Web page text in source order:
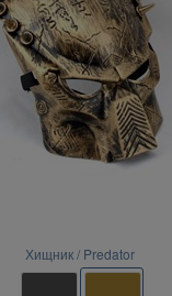
Хищник / Predator